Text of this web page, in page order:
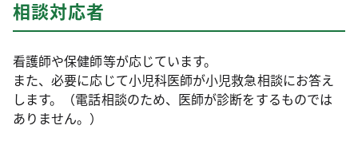
相談対応者
看護師や保健師等が応じています。
また、必要に応じて小児科医師が小児救急相談にお答え
します。（電話相談のため、医師が診断をするものでは
ありません。）